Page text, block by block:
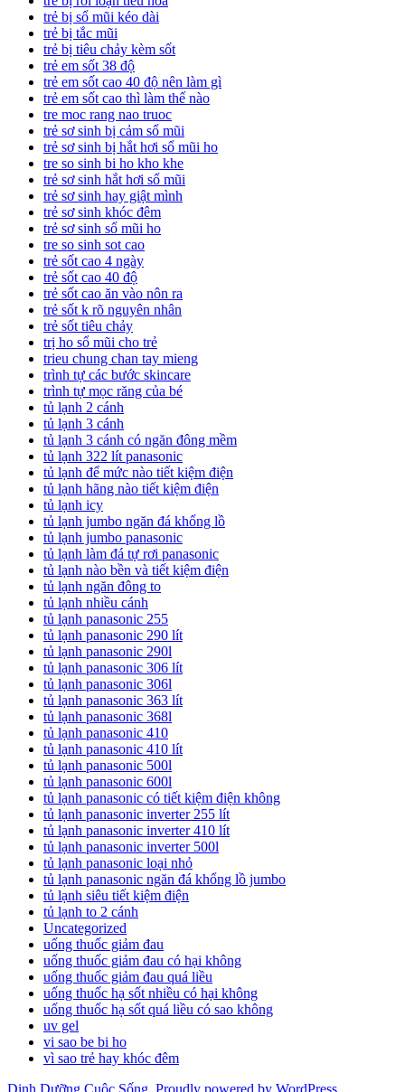
trẻ bị sổ mũi kéo dài
trẻ bị tắc mũi
trẻ bị tiêu chảy kèm sốt
trẻ em sốt 38 độ
trẻ em sốt cao 40 độ nên làm gì
trẻ em sốt cao thì làm thế nào
tre moc rang nao truoc
trẻ sơ sinh bị cảm sổ mũi
trẻ sơ sinh bị hắt hơi sổ mũi ho
tre so sinh bi ho kho khe
trẻ sơ sinh hắt hơi sổ mũi
trẻ sơ sinh hay giật mình
trẻ sơ sinh khóc đêm
trẻ sơ sinh sổ mũi ho
tre so sinh sot cao
trẻ sốt cao 4 ngày
trẻ sốt cao 40 độ
trẻ sốt cao ăn vào nôn ra
trẻ sốt k rõ nguyên nhân
trẻ sốt tiêu chảy
trị ho sổ mũi cho trẻ
trieu chung chan tay mieng
trình tự các bước skincare
trình tự mọc răng của bé
tủ lạnh 2 cánh
tủ lạnh 3 cánh
tủ lạnh 3 cánh có ngăn đông mềm
tủ lạnh 322 lít panasonic
tủ lạnh để mức nào tiết kiệm điện
tủ lạnh hãng nào tiết kiệm điện
tủ lạnh icy
tủ lạnh jumbo ngăn đá khổng lồ
tủ lạnh jumbo panasonic
tủ lạnh làm đá tự rơi panasonic
tủ lạnh nào bền và tiết kiệm điện
tủ lạnh ngăn đông to
tủ lạnh nhiều cánh
tủ lạnh panasonic 255
tủ lạnh panasonic 290 lít
tủ lạnh panasonic 290l
tủ lạnh panasonic 306 lít
tủ lạnh panasonic 306l
tủ lạnh panasonic 363 lít
tủ lạnh panasonic 368l
tủ lạnh panasonic 410
tủ lạnh panasonic 410 lít
tủ lạnh panasonic 500l
tủ lạnh panasonic 600l
tủ lạnh panasonic có tiết kiệm điện không
tủ lạnh panasonic inverter 255 lít
tủ lạnh panasonic inverter 410 lít
tủ lạnh panasonic inverter 500l
tủ lạnh panasonic loại nhỏ
tủ lạnh panasonic ngăn đá khổng lồ jumbo
tủ lạnh siêu tiết kiệm điện
tủ lạnh to 2 cánh
Uncategorized
uống thuốc giảm đau
uống thuốc giảm đau có hại không
uống thuốc giảm đau quá liều
uống thuốc hạ sốt nhiều có hại không
uống thuốc hạ sốt quá liều có sao không
uv gel
vi sao be bi ho
vì sao trẻ hay khóc đêm
Dinh Dưỡng Cuộc Sống Proudly powered by WordPress.